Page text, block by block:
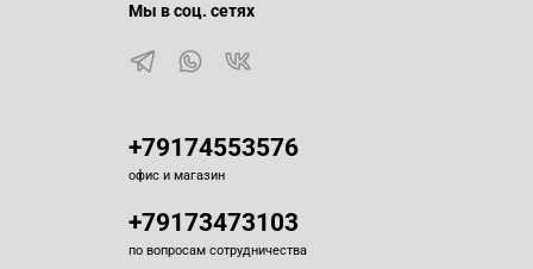
Мы в соц. сетях
+79174553576
офис и магазин
+79173473103
по вопросам сотрудничества